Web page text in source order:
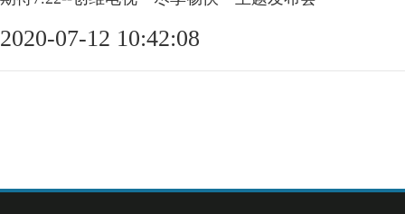
2020-07-12 10:42:08